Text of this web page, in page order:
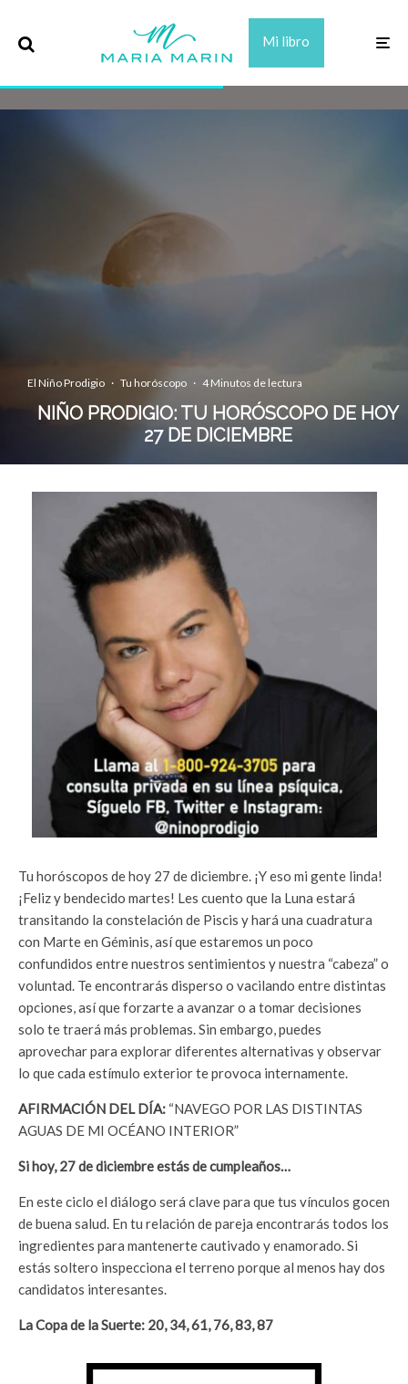
Mi libro
El Niño Prodigio · Tu horóscopo · 4 Minutos de lectura
NIÑO PRODIGIO: TU HORÓSCOPO DE HOY
27 DE DICIEMBRE
Tu horóscopos de hoy 27 de diciembre. ¡Y eso mi gente linda!
¡Feliz y bendecido martes! Les cuento que la Luna estará
transitando la constelación de Piscis y hará una cuadratura
con Marte en Géminis, así que estaremos un poco
confundidos entre nuestros sentimientos y nuestra “cabeza” o
voluntad. Te encontrarás disperso o vacilando entre distintas
opciones, así que forzarte a avanzar o a tomar decisiones
solo te traerá más problemas. Sin embargo, puedes
aprovechar para explorar diferentes alternativas y observar
lo que cada estímulo exterior te provoca internamente.
AFIRMACIÓN DEL DÍA: “NAVEGO POR LAS DISTINTAS
AGUAS DE MI OCÉANO INTERIOR”
Si hoy, 27 de diciembre estás de cumpleaños…
En este ciclo el diálogo será clave para que tus vínculos gocen
de buena salud. En tu relación de pareja encontrarás todos los
ingredientes para mantenerte cautivado y enamorado. Si
estás soltero inspecciona el terreno porque al menos hay dos
candidatos interesantes.
La Copa de la Suerte: 20, 34, 61, 76, 83, 87